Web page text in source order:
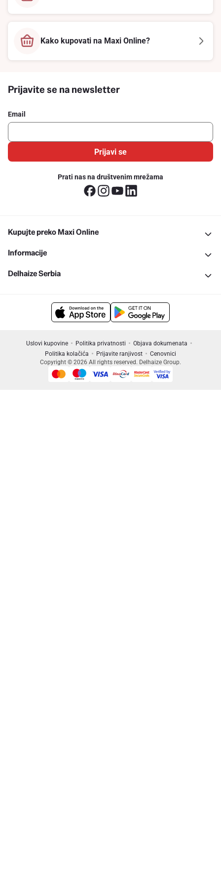
Kako kupovati na Maxi Online?
Prijavite se na newsletter
Email
Prijavi se
Prati nas na društvenim mrežama
Kupujte preko Maxi Online
Informacije
Delhaize Serbia
Uslovi kupovine Politika privatnosti
Objava dokumenata
Politika kolačića
Prijavite ranjivost
Cenovnici
Copyright © 2026 All rights reserved. Delhaize Group.